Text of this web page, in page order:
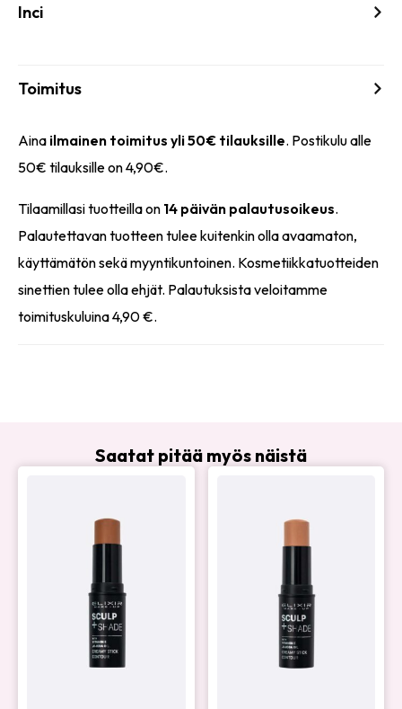
Inci
Toimitus
Aina ilmainen toimitus yli 50€ tilauksille. Postikulu alle
50€ tilauksille on 4,90€.
Tilaamillasi tuotteilla on 14 päivän palautusoikeus.
Palautettavan tuotteen tulee kuitenkin olla avaamaton,
käyttämätön sekä myyntikuntoinen. Kosmetiikkatuotteiden
sinettien tulee olla ehjät. Palautuksista veloitamme
toimituskuluina 4,90 €.
Saatat pitää myös näistä